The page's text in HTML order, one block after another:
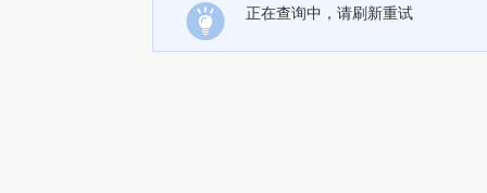
正在查询中，请刷新重试